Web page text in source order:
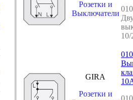
Розетки и
Выключатели
10/
GIRA
Розетки и